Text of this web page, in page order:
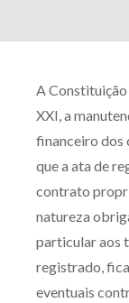
A Constituição
XXI, a
financeiro dos
que a ata de
contrato
natureza
particular aos
registrado,
eventuais